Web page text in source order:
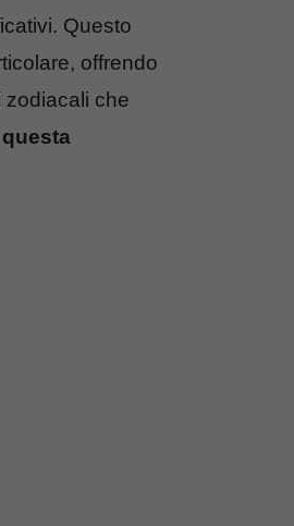
Questo
offrendo
zodiacali che